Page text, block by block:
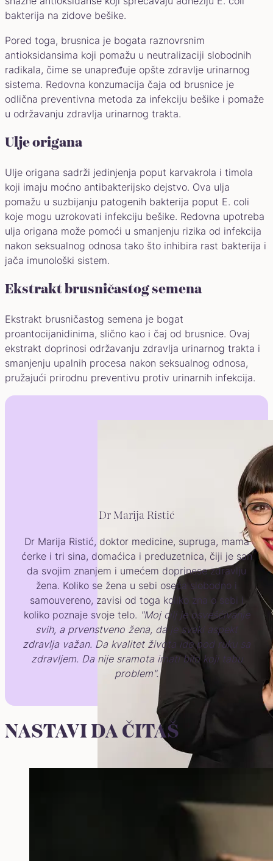
bakterija na zidove bešike.
Pored toga, brusnica je bogata raznovrsnim
antioksidansima koji pomažu u neutralizaciji slobodnih
radikala, čime se unapređuje opšte zdravlje urinarnog
sistema. Redovna konzumacija čaja od brusnice je
odlična preventivna metoda za infekciju bešike i pomaže
u održavanju zdravlja urinarnog trakta.
Ulje origana
Ulje origana sadrži jedinjenja poput karvakrola i timola
koji imaju moćno antibakterijsko dejstvo. Ova ulja
pomažu u suzbijanju patogenih bakterija poput E. coli
koje mogu uzrokovati infekciju bešike. Redovna upotreba
ulja origana može pomoći u smanjenju rizika od infekcija
nakon seksualnog odnosa tako što inhibira rast bakterija i
jača imunološki sistem.
Ekstrakt brusničastog semena
Ekstrakt brusničastog semena je bogat
proantocijanidinima, slično kao i čaj od brusnice. Ovaj
ekstrakt doprinosi održavanju zdravlja urinarnog trakta i
smanjenju upalnih procesa nakon seksualnog odnosa,
pružajući prirodnu preventivu protiv urinarnih infekcija.
Dr Marija Ristić
Dr Marija Ristić, doktor medicine, supruga, mama
ćerke i tri sina, domaćica i preduzetnica, čiji je san
da svojim znanjem i umećem doprinese zdravlju
žena. Koliko se žena u sebi oseća slobodno i
samouvereno, zavisi od toga koliko zna o sebi i
koliko poznaje svoje telo. "Moj cilj je osvešćivanje
svih, a prvenstveno žena, da je svaki aspekt
zdravlja važan. Da kvalitet života ide pod ruku sa
zdravljem. Da nije sramota imati bilo koji tabu
problem".
NASTAVI DA ČITAŠ